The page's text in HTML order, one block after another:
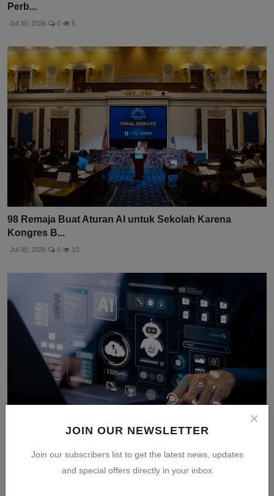
JOIN OUR NEWSLETTER
Join our subscribers list to get the latest news, updates
and special offers directly in your inbox
Perb...
Jul 30, 2026 0 5
98 Remaja Buat Aturan AI untuk Sekolah Karena
Kongres B...
Jul 30, 2026 0 10
Klie...